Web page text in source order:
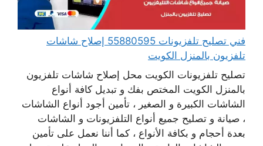
فني تصليح تلفزيونات 55880595 إصلاح شاشات
تلفزيون بالمنزل الكويت
تصليح تلفزيونات الكويت محل إصلاح شاشات تلفزيون
بالمنزل الكويت المختص بفك و تبديل كافة أنواع
الشاشات الكبيرة و الصغير ، تأمين أجود أنواع الشاشات
، صيانة و تصليح جميع أنواع التلفزيونات و الشاشات
بعدة أحجام و بكافة الأنواع ، كما أننا نعمل على تأمين